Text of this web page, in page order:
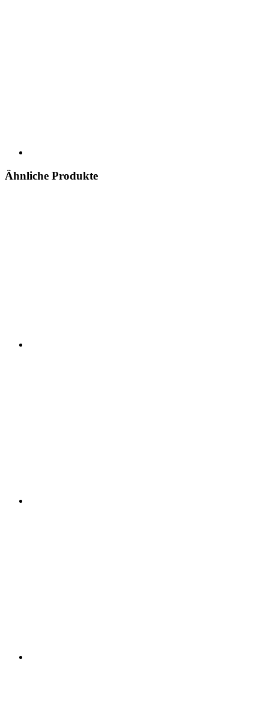
Ähnliche Produkte